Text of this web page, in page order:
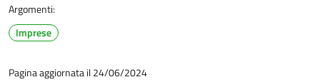
Argomenti:
Imprese
Pagina aggiornata il 24/06/2024